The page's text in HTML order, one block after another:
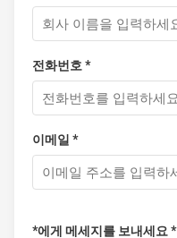
전화번호 *
이메일 *
*에게 메세지를 보내세요 *